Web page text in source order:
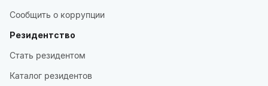
Сообщить о коррупции
Резидентство
Стать резидентом
Каталог резидентов